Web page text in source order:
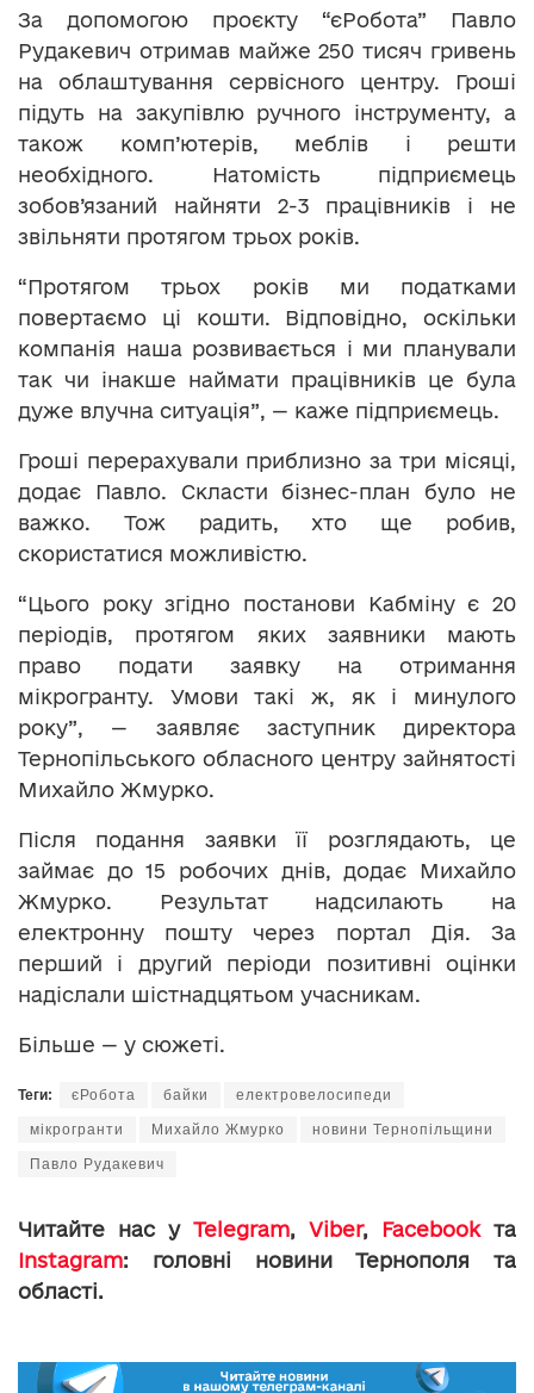
За допомогою проєкту “єРобота” Павло
Рудакевич отримав майже 250 тисяч гривень
на облаштування сервісного центру. Гроші
підуть на закупівлю ручного інструменту, а
також комп’ютерів, меблів і решти
необхідного. Натомість підприємець
зобов’язаний найняти 2-3 працівників і не
звільняти протягом трьох років.
“Протягом трьох років ми податками
повертаємо ці кошти. Відповідно, оскільки
компанія наша розвивається і ми планували
так чи інакше наймати працівників це була
дуже влучна ситуація”, — каже підприємець.
Гроші перерахували приблизно за три місяці,
додає Павло. Скласти бізнес-план було не
важко. Тож радить, хто ще робив,
скористатися можливістю.
“Цього року згідно постанови Кабміну є 20
періодів, протягом яких заявники мають
право подати заявку на отримання
мікрогранту. Умови такі ж, як і минулого
року”, — заявляє заступник директора
Тернопільського обласного центру зайнятості
Михайло Жмурко.
Після подання заявки її розглядають, це
займає до 15 робочих днів, додає Михайло
Жмурко. Результат надсилають на
електронну пошту через портал Дія. За
перший і другий періоди позитивні оцінки
надіслали шістнадцятьом учасникам.
Більше — у сюжеті.
Теги: єРобота байки електровелосипеди
мікрогранти Михайло Жмурко новини Тернопільщини
Павло Рудакевич
Читайте нас у Telegram, Viber, Facebookта
Instagram: головні новини Тернополя та
області.